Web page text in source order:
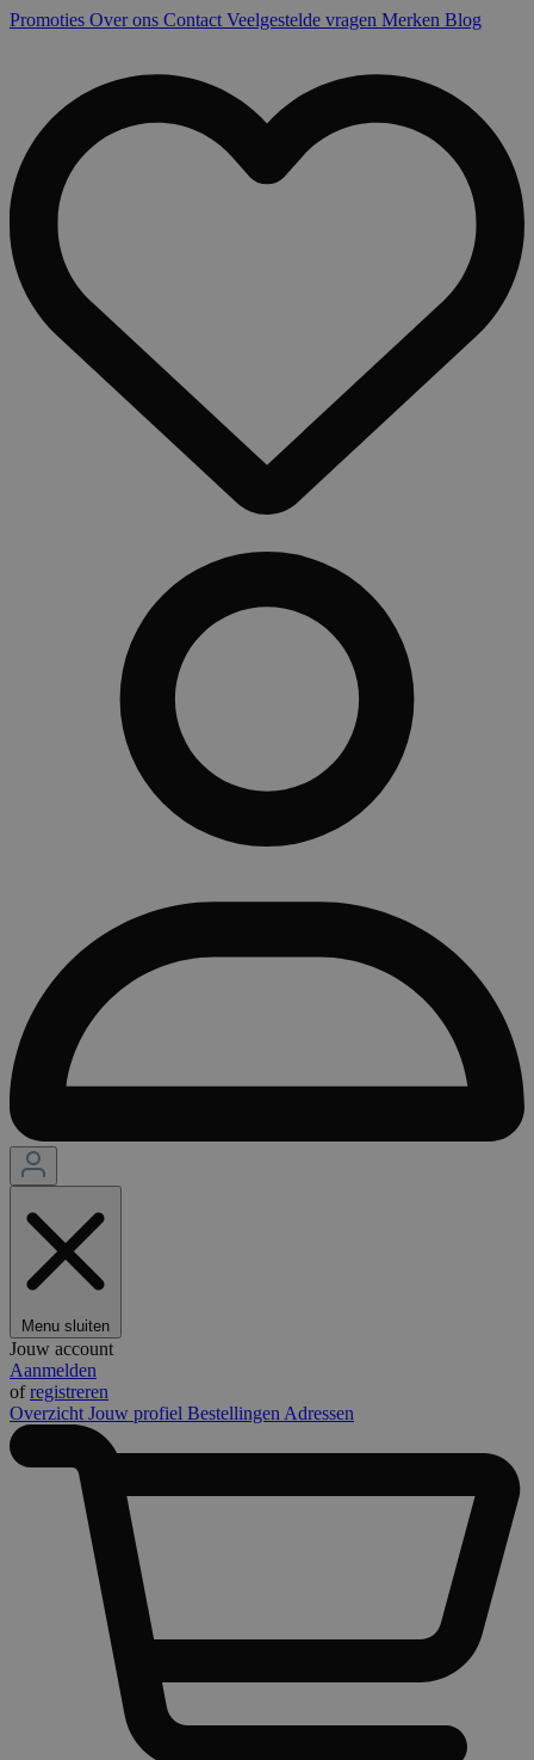
Promoties Over ons Contact Veelgestelde vragen Merken Blog
Menu sluiten
Jouw account
Aanmelden
ofregistreren
Overzicht Jouw profiel Bestellingen Adressen